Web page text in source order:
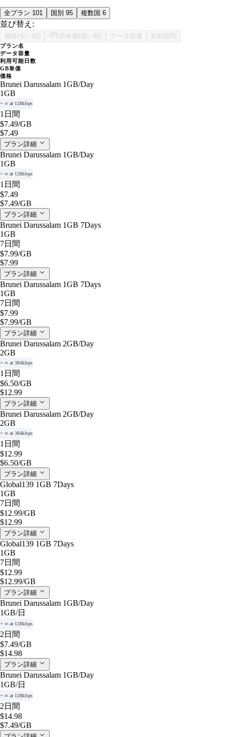
全プラン 101 国別 95 複数国 6
並び替え:
価格(安い順) GB単価(低い順) データ容量 有効期間
プラン名
データ容量
利用可能日数
GB単価
価格
Brunei Darussalam 1GB/Day
1GB
+ ∞ at 128kbps
1日間
$7.49/GB
$7.49
プラン詳細
Brunei Darussalam 1GB/Day
1GB
+ ∞ at 128kbps
1日間
$7.49
$7.49/GB
プラン詳細
Brunei Darussalam 1GB 7Days
1GB
7日間
$7.99/GB
$7.99
プラン詳細
Brunei Darussalam 1GB 7Days
1GB
7日間
$7.99
$7.99/GB
プラン詳細
Brunei Darussalam 2GB/Day
2GB
+ ∞ at 384kbps
1日間
$6.50/GB
$12.99
プラン詳細
Brunei Darussalam 2GB/Day
2GB
+ ∞ at 384kbps
1日間
$12.99
$6.50/GB
プラン詳細
Global139 1GB 7Days
1GB
7日間
$12.99/GB
$12.99
プラン詳細
Global139 1GB 7Days
1GB
7日間
$12.99
$12.99/GB
プラン詳細
Brunei Darussalam 1GB/Day
1GB/日
+ ∞ at 128kbps
2日間
$7.49/GB
$14.98
プラン詳細
Brunei Darussalam 1GB/Day
1GB/日
+ ∞ at 128kbps
2日間
$14.98
$7.49/GB